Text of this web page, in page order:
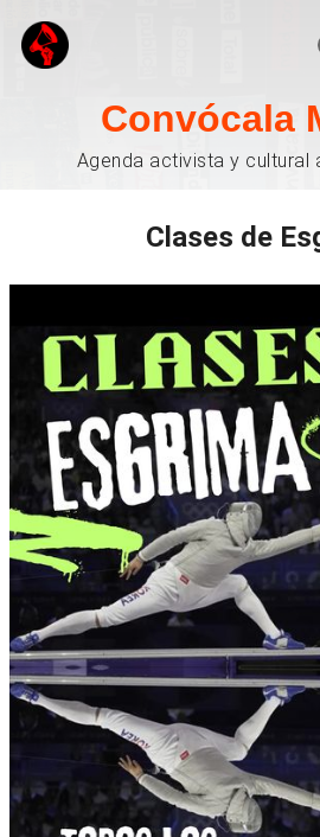
Convócala
Agenda activista y cultural
Clases de